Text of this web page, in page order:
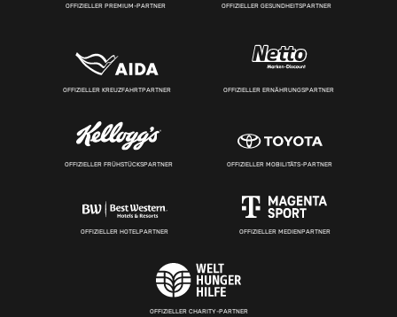
OFFIZIELLER PREMIUM-PARTNER OFFIZIELLER GESUNDHEITSPARTNER
OFFIZIELLER KREUZFAHRTPARTNER OFFIZIELLER ERNÄHRUNGSPARTNER
OFFIZIELLER FRÜHSTÜCKSPARTNER OFFIZIELLER MOBILITÄTS-PARTNER
OFFIZIELLER HOTELPARTNER OFFIZIELLER MEDIENPARTNER
OFFIZIELLER CHARITY-PARTNER